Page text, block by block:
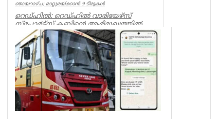
ഞായറാഴ്ച; മാറ്റുരയ്ക്കാൻ 9 ടീമുകൾ
റെഡ്ഹിൽ: റെഡ്ഹിൽ വാരിയേഴ്സ്
സ്പോർട്സ് ക്ലബ്ബിന്റെ ആഭിമുഖ്യത്തിൽ
സംഘടിപ്പിക്കുന്ന ‘വാരിയേഴ്സ് കപ...
Associations